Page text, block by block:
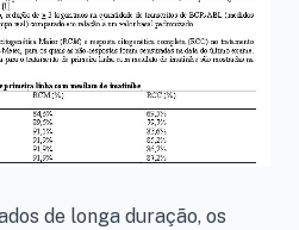
de longa duração, os